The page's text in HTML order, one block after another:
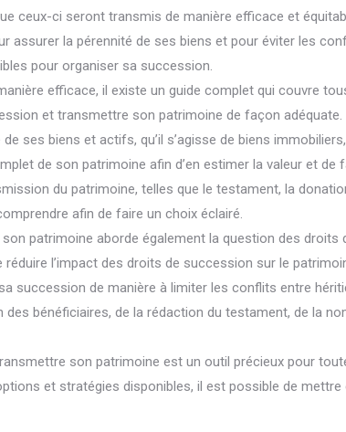
ceux-ci seront transmis de manière efficace et
la pérennité de ses biens et pour éviter les
pour organiser sa succession.
efficace, il existe un guide complet qui couvre
et transmettre son patrimoine de façon adéquate.
ses biens et actifs, qu’il s’agisse de biens
de son patrimoine afin d’en estimer la valeur et de
du patrimoine, telles que le testament, la
afin de faire un choix éclairé.
patrimoine aborde également la question des
l’impact des droits de succession sur le
succession de manière à limiter les conflits entre
bénéficiaires, de la rédaction du testament, de la
son patrimoine est un outil précieux pour
et stratégies disponibles, il est possible de